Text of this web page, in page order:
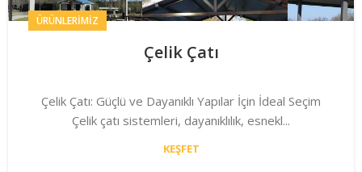
ÜRÜNLERIMIZ
Çelik Çatı
Çelik Çatı: Güçlü ve Dayanıklı Yapılar İçin İdeal Seçim
Çelik çatı sistemleri, dayanıklılık, esnekl...
KEŞFET